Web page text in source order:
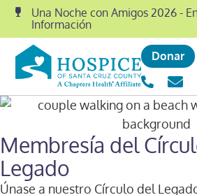
Una Noche con Amigos 2026 -
Información
Donar
Membresía del
Legado
Únase a nuestro Círculo del